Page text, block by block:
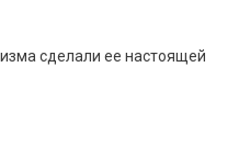
сделали ее настоящей